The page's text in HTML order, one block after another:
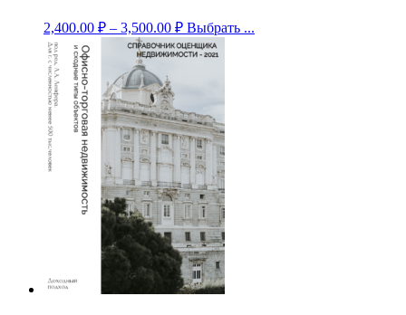
2,400.00 ₽ – 3,500.00 ₽ Выбрать ...